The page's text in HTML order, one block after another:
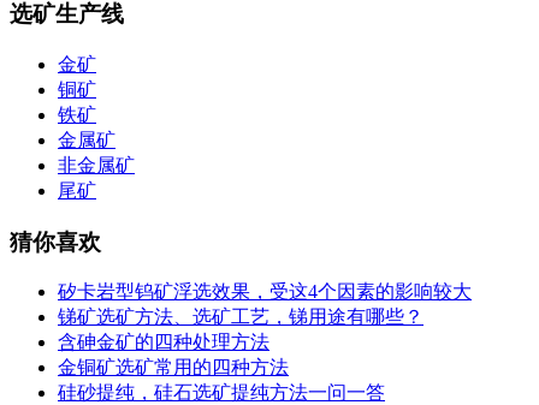
选矿生产线
金矿
铜矿
铁矿
金属矿
非金属矿
尾矿
猜你喜欢
矽卡岩型钨矿浮选效果，受这4个因素的影响较大
锑矿选矿方法、选矿工艺，锑用途有哪些？
含砷金矿的四种处理方法
金铜矿选矿常用的四种方法
硅砂提纯，硅石选矿提纯方法一问一答